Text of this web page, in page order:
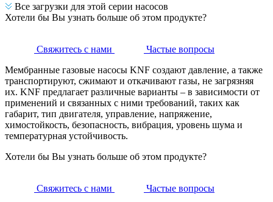
Все загрузки для этой серии насосов
Хотели бы Вы узнать больше об этом продукте?
Свяжитесь с нами
Частые вопросы
Мембранные газовые насосы KNF создают давление, а также
транспортируют, сжимают и откачивают газы, не загрязняя
их. KNF предлагает различные варианты – в зависимости от
применений и связанных с ними требований, таких как
габарит, тип двигателя, управление, напряжение,
химостойкость, безопасность, вибрация, уровень шума и
температурная устойчивость.
Хотели бы Вы узнать больше об этом продукте?
Свяжитесь с нами Частые вопросы